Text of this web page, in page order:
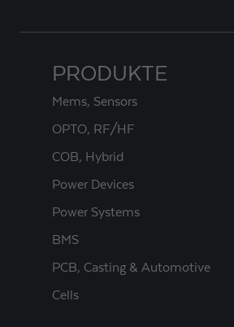
PRODUKTE
Mems, Sensors
OPTO, RF/HF
COB, Hybrid
Power Devices
Power Systems
BMS
PCB, Casting & Automotive
Cells